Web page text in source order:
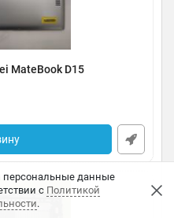
MateBook D15
данные
с Политикой
.